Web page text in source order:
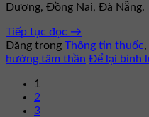
Dương, Đồng Nai, Đà Nẵng.
Tiếp tục đọc →
Đăng trong Thông tin thuốc,
hướng tâm thần Để lại bình
1
2
3